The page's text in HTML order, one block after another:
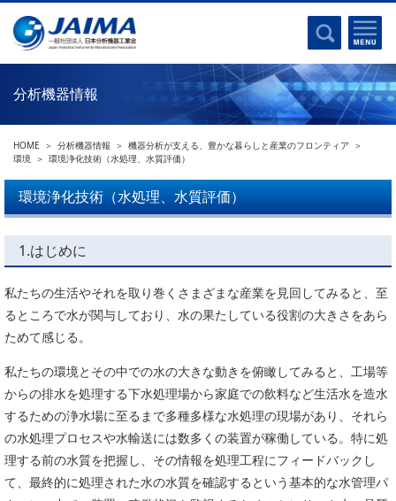
事業計画書
沿革
採用
関連リンク
JAIMAの取り組み
主な活動
分析機器・科学機器遺産認定
中小企業経営強化税制
製品含有化学物質規制 UPDATE
刊行物のご案内
協力企業との適正取引の推進
分析用X線検査装置他PCB廃棄物処理について
はじめに
電磁波(光)
クロマトグラフ
質量分析
電子顕微鏡
熱分析
電気化学
磁気共鳴
電子線応用
バイオ関連
機器分析が支える、豊かな暮らしと産業のフロンティア
総論・各種分析法
環境
食品
ライフサイエンス
イメージング
分析機器情報
HOME 分析機器情報
機器分析が支える、豊かな暮らしと産業のフロンティア
環境
環境浄化技術（水処理、水質評価）
環境浄化技術（水処理、水質評価）
1.はじめに
私たちの生活やそれを取り巻くさまざまな産業を見回してみると、至
るところで水が関与しており、水の果たしている役割の大きさをあら
ためて感じる。
私たちの環境とその中での水の大きな動きを俯瞰してみると、工場等
からの排水を処理する下水処理場から家庭での飲料など生活水を造水
するための浄水場に至るまで多種多様な水処理の現場があり、それら
の水処理プロセスや水輸送には数多くの装置が稼働している。特に処
理する前の水質を把握し、その情報を処理工程にフィードバックし
て、最終的に処理された水の水質を確認するという基本的な水管理パ